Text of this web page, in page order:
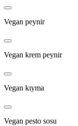
Vegan peynir
Vegan krem peynir
Vegan kıyma
Vegan pesto sosu